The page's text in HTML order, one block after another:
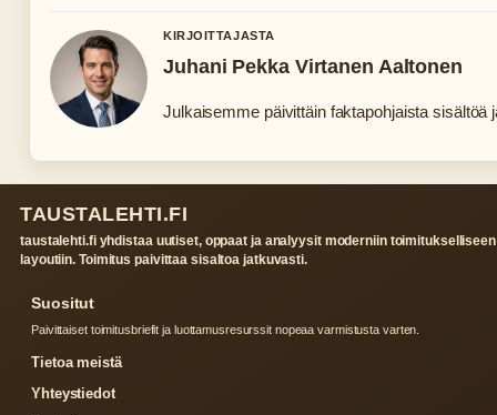
KIRJOITTAJASTA
Juhani Pekka Virtanen Aaltonen
Julkaisemme päivittäin faktapohjaista
TAUSTALEHTI.FI
taustalehti.fi yhdistaa uutiset, oppaat ja analyysit moderniin toimitukselliseen
layoutiin. Toimitus paivittaa sisaltoa jatkuvasti.
Suositut
Paivittaiset toimitusbriefit ja luottamusresurssit nopeaa varmistusta varten.
Tietoa meistä
Yhteystiedot